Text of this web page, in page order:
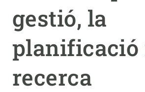
gestió, la
planificació
recerca
NOTÍCIES I AGENDA